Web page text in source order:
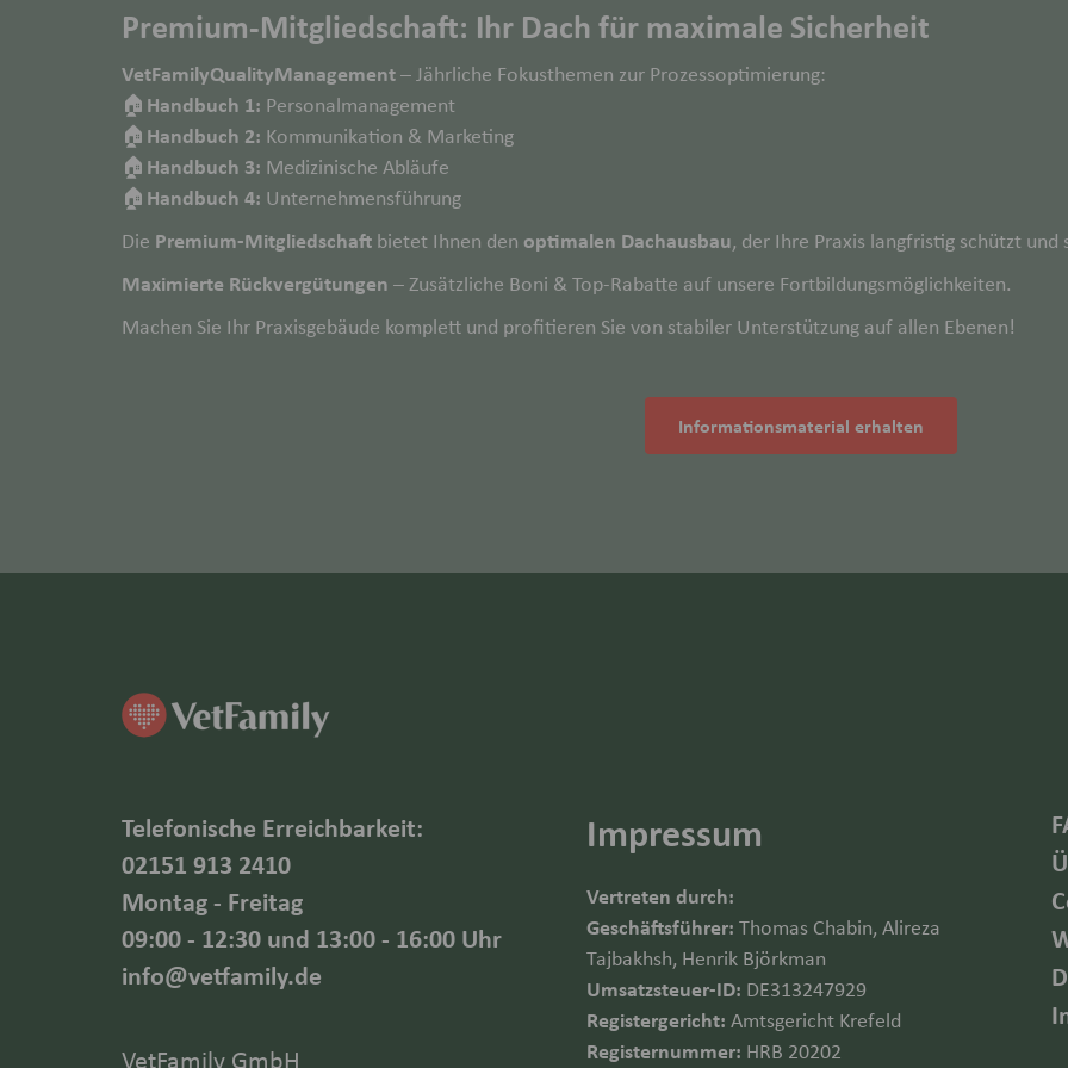
Premium-Mitgliedschaft: Ihr Dach für maximale Sicherheit
VetFamilyQualityManagement– Jährliche Fokusthemen zur Prozessoptimierung:
🏠 Handbuch 1: Personalmanagement
🏠 Handbuch 2: Kommunikation & Marketing
🏠 Handbuch 3: Medizinische Abläufe
🏠 Handbuch 4: Unternehmensführung
Die Premium-Mitgliedschaft bietet Ihnen den optimalen Dachausbau, der Ihre Praxis langfristig schützt und
Maximierte Rückvergütungen – Zusätzliche Boni & Top-Rabatte auf unsere Fortbildungsmöglichkeiten.
Machen Sie Ihr Praxisgebäude komplett und profitieren Sie von stabiler Unterstützung auf allen Ebenen!
Informationsmaterial erhalten
Telefonische Erreichbarkeit:
02151 913 2410
Montag - Freitag
09:00 - 12:30 und 13:00 - 16:00 Uhr
info@vetfamily.de
VetFamily GmbH
Impressum
Vertreten durch:
Geschäftsführer: Thomas Chabin, Alireza
Tajbakhsh, Henrik Björkman
Umsatzsteuer-ID: DE313247929
Registergericht: Amtsgericht Krefeld
Registernummer: HRB 20202